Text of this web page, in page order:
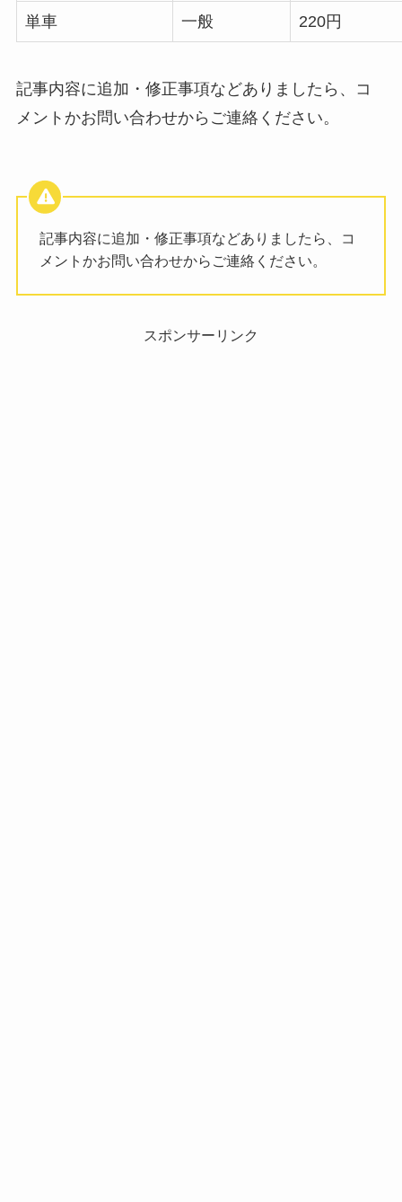
単車 一般 220円
記事内容に追加・修正事項などありましたら、コ
メントかお問い合わせからご連絡ください。
記事内容に追加・修正事項などありましたら、コ
メントかお問い合わせからご連絡ください。
スポンサーリンク